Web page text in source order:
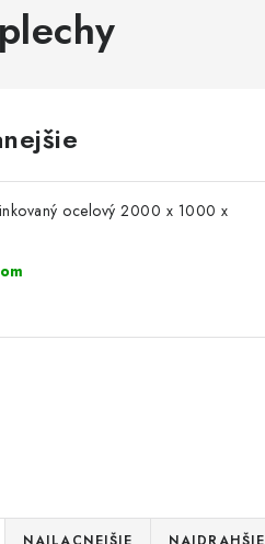
ocelový 2000 x 1000 x